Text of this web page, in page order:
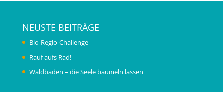
NEUSTE BEITRÄGE
Bio-Regio-Challenge
Rauf aufs Rad!
Waldbaden – die Seele baumeln lassen